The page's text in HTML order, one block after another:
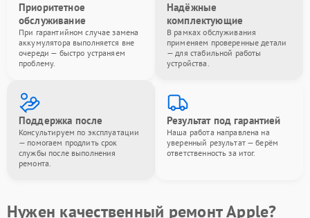
Приоритетное
обслуживание
При гарантийном случае замена
аккумулятора выполняется вне
очереди — быстро устраняем
проблему.
Надёжные
комплектующие
В рамках обслуживания
применяем проверенные детали
— для стабильной работы
устройства.
Поддержка после
Консультируем по эксплуатации
— помогаем продлить срок
службы после выполнения
ремонта.
Результат под гарантией
Наша работа направлена на
уверенный результат — берём
ответственность за итог.
Нужен качественный ремонт Apple?